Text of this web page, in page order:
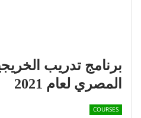
برنامج تدريب
المصري لعام 2021
COURSES